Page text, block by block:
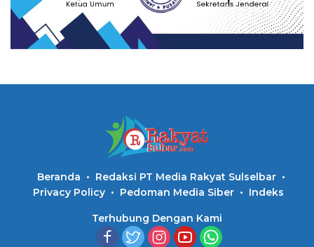
Beranda
Redaksi PT Media Rakyat Sulselbar
Privacy Policy
Pedoman Media Siber Indeks
Terhubung Dengan Kami